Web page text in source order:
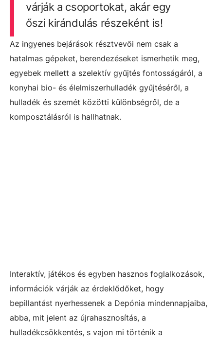
várják a csoportokat, akár egy
őszi kirándulás részeként is!
Az ingyenes bejárások résztvevői nem csak a
hatalmas gépeket, berendezéseket ismerhetik meg,
egyebek mellett a szelektív gyűjtés fontosságáról, a
konyhai bio- és élelmiszerhulladék gyűjtéséről, a
hulladék és szemét közötti különbségről, de a
komposztálásról is hallhatnak.
Interaktív, játékos és egyben hasznos foglalkozások,
információk várják az érdeklődőket, hogy
bepillantást nyerhessenek a Depónia mindennapjaiba,
abba, mit jelent az újrahasznosítás, a
hulladékcsökkentés, s vajon mi történik a